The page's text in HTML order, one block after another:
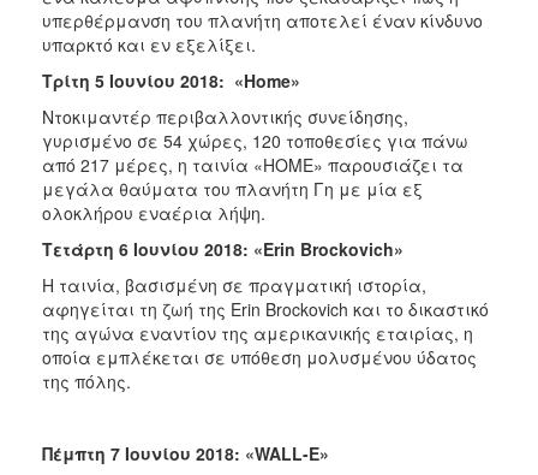
υπερθέρμανση του πλανήτη αποτελεί έναν κίνδυνο
υπαρκτό και εν εξελίξει.
Τρίτη 5 Ιουνίου 2018: «Home»
Ντοκιμαντέρ περιβαλλοντικής συνείδησης,
γυρισμένο σε 54 χώρες, 120 τοποθεσίες για πάνω
από 217 μέρες, η ταινία «HOME» παρουσιάζει τα
μεγάλα θαύματα του πλανήτη Γη με μία εξ
ολοκλήρου εναέρια λήψη.
Τετάρτη 6 Ιουνίου 2018: «Erin Brockovich»
Η ταινία, βασισμένη σε πραγματική ιστορία,
αφηγείται τη ζωή της Erin Brockovich και το δικαστικό
της αγώνα εναντίον της αμερικανικής εταιρίας, η
οποία εμπλέκεται σε υπόθεση μολυσμένου ύδατος
της πόλης.
Πέμπτη 7 Ιουνίου 2018: «WALL-E»